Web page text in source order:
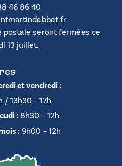
46 86 40
postale seront fermées ce
13 juillet.
et vendredi :
/ 13h30 – 17h
:8h30 – 12h
: 9h00 – 12h